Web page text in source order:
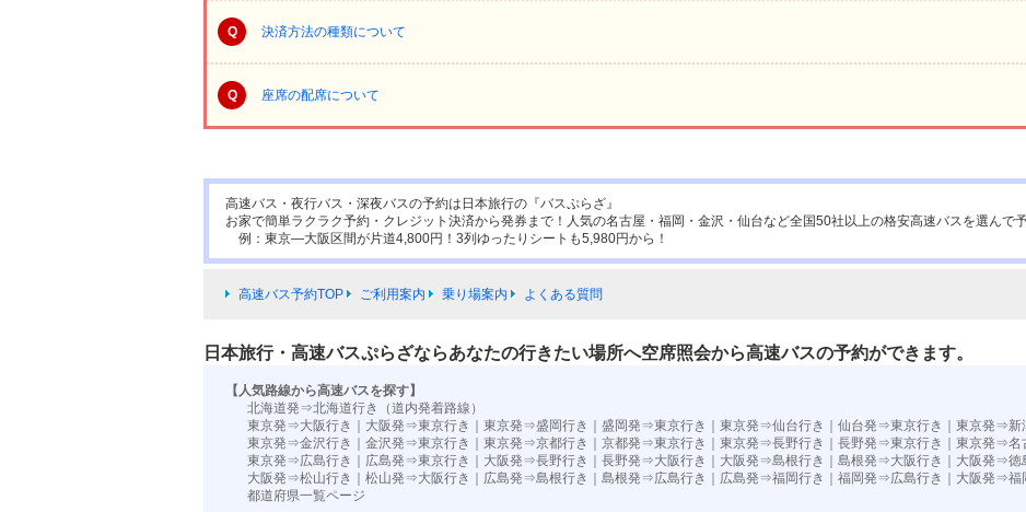
Q 決済方法の種類について
Q 座席の配席について
高速バス・夜行バス・深夜バスの予約は日本旅行の『バスぷらざ』
お家で簡単ラクラク予約・クレジット決済から発券まで！人気の名古屋・福岡・金沢・仙台など全国50社以上の格安高速バスを選んで予
例：東京―大阪区間が片道4,800円！3列ゆったりシートも5,980円から！
高速バス予約TOP ご利用案内 乗り場案内 よくある質問
日本旅行・高速バスぷらざならあなたの行きたい場所へ空席照会から高速バスの予約ができます。
【人気路線から高速バスを探す】
北海道発⇒北海道行き（道内発着路線）
東京発⇒大阪行き
大阪発⇒東京行き 東京発⇒盛岡行き 盛岡発⇒東京行き 東京発⇒仙台行き 仙台発⇒東京行き 東京発⇒新
東京発⇒金沢行き
金沢発⇒東京行き 東京発⇒京都行き 京都発⇒東京行き 東京発⇒長野行き 長野発⇒東京行き 東京発⇒名
東京発⇒広島行き
広島発⇒東京行き 大阪発⇒長野行き 長野発⇒大阪行き 大阪発⇒島根行き 島根発⇒大阪行き 大阪発⇒徳
大阪発⇒松山行き
松山発⇒大阪行き 広島発⇒島根行き 島根発⇒広島行き 広島発⇒福岡行き 福岡発⇒広島行き 大阪発⇒福
都道府県一覧ページ